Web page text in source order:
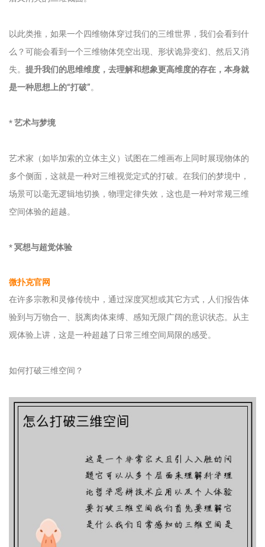
以此类推，如果一个四维物体穿过我们的三维世界，我们会看到什
么？可能会看到一个三维物体凭空出现、形状诡异变幻、然后又消
失。 提升我们的思维维度，去理解和想象更高维度的存在，本身就
是一种思想上的“打破”。
*艺术与梦境
艺术家（如毕加索的立体主义）试图在二维画布上同时展现物体的
多个侧面，这就是一种对三维视觉定式的打破。在我们的梦境中，
场景可以毫无逻辑地切换，物理定律失效，这也是一种对常规三维
空间体验的超越。
*冥想与超觉体验
微扑克官网
在许多宗教和灵修传统中，通过深度冥想或其它方式，人们报告体
验到与万物合一、脱离肉体束缚、感知无限广阔的意识状态。从主
观体验上讲，这是一种超越了日常三维空间局限的感受。
如何打破三维空间？